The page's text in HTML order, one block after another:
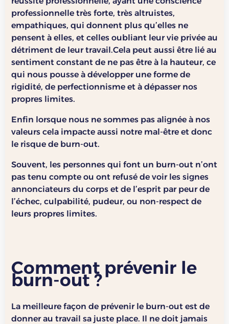
professionnelle très forte, très altruistes,
empathiques, qui donnent plus qu’elles ne
pensent à elles, et celles oubliant leur vie privée au
détriment de leur travail.Cela peut aussi être lié au
sentiment constant de ne pas être à la hauteur, ce
qui nous pousse à développer une forme de
rigidité, de perfectionnisme et à dépasser nos
propres limites.
Enfin lorsque nous ne sommes pas alignée à nos
valeurs cela impacte aussi notre mal-être et donc
le risque de burn-out.
Souvent, les personnes qui font un burn-out n’ont
pas tenu compte ou ont refusé de voir les signes
annonciateurs du corps et de l’esprit par peur de
l’échec, culpabilité, pudeur, ou non-respect de
leurs propres limites.
Comment prévenir le
burn-out ?
La meilleure façon de prévenir le burn-out est de
donner au travail sa juste place. Il ne doit jamais